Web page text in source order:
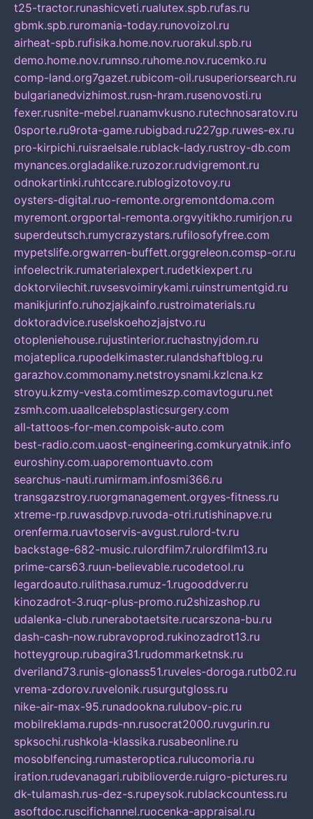
t25-tractor.runashicveti.rualutex.spb.rufas.ru
gbmk.spb.ruromania-today.runovoizol.ru
airheat-spb.rufisika.home.nov.ruorakul.spb.ru
demo.home.nov.rumnso.ruhome.nov.rucemko.ru
comp-land.org7gazet.rubicom-oil.rusuperiorsearch.ru
bulgarianedvizhimost.rusn-hram.rusenovosti.ru
fexer.rusnite-mebel.ruanamvkusno.rutechnosaratov.ru
0sporte.ru9rota-game.rubigbad.ru227gp.ruwes-ex.ru
pro-kirpichi.ruisraelsale.rublack-lady.rustroy-db.com
mynances.orgladalike.ruzozor.rudvigremont.ru
odnokartinki.ruhtccare.rublogizotovoy.ru
oysters-digital.ruo-remonte.orgremontdoma.com
myremont.orgportal-remonta.orgvyitikho.rumirjon.ru
superdeutsch.rumycrazystars.rufilosofyfree.com
mypetslife.orgwarren-buffett.orggreleon.comsp-or.ru
infoelectrik.rumaterialexpert.rudetkiexpert.ru
doktorvilechit.ruvsesvoimirykami.ruinstrumentgid.ru
manikjurinfo.ruhozjajkainfo.rustroimaterials.ru
doktoradvice.ruselskoehozjajstvo.ru
otopleniehouse.rujustinterior.ruchastnyjdom.ru
mojateplica.rupodelkimaster.rulandshaftblog.ru
garazhov.commonamy.netstroysnami.kzlcna.kz
stroyu.kzmy-vesta.comtimeszp.comavtoguru.net
zsmh.com.uaallcelebsplasticsurgery.com
all-tattoos-for-men.compoisk-auto.com
best-radio.com.uaost-engineering.comkuryatnik.info
euroshiny.com.uaporemontuavto.com
searchus-nauti.rumirmam.infosmi366.ru
transgazstroy.ruorgmanagement.orgyes-fitness.ru
xtreme-rp.ruwasdpvp.ruvoda-otri.rutishinapve.ru
orenferma.ruavtoservis-avgust.rulord-tv.ru
backstage-682-music.rulordfilm7.rulordfilm13.ru
prime-cars63.ruun-believable.rucodetool.ru
legardoauto.rulithasa.rumuz-1.rugooddver.ru
kinozadrot-3.ruqr-plus-promo.ru2shizashop.ru
udalenka-club.runerabotaetsite.rucarszona-bu.ru
dash-cash-now.rubravoprod.rukinozadrot13.ru
hotteygroup.rubagira31.rudommarketnsk.ru
dveriland73.runis-glonass51.ruveles-doroga.rutb02.ru
vrema-zdorov.ruvelonik.rusurgutgloss.ru
nike-air-max-95.runadookna.rulubov-pic.ru
mobilreklama.rupds-nn.rusocrat2000.ruvgurin.ru
spksochi.rushkola-klassika.rusabeonline.ru
mosoblfencing.rumasteroptica.rulucomoria.ru
iration.rudevanagari.rubiblioverde.ruigro-pictures.ru
dk-tulamash.rus-dez-s.rupeysok.rublackcountess.ru
asoftdoc.ruscifichannel.ruocenka-appraisal.ru